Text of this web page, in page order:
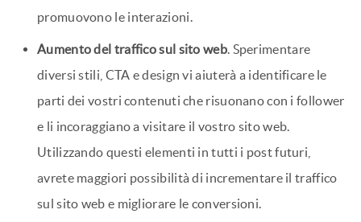
promuovono le interazioni.
Aumento del traffico sul sito web. Sperimentare
diversi stili, CTA e design vi aiuterà a identificare le
parti dei vostri contenuti che risuonano con i follower
e li incoraggiano a visitare il vostro sito web.
Utilizzando questi elementi in tutti i post futuri,
avrete maggiori possibilità di incrementare il traffico
sul sito web e migliorare le conversioni.